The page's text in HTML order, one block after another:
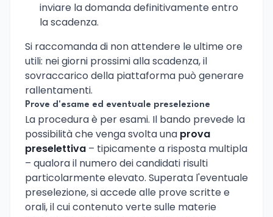
inviare la domanda definitivamente entro
la scadenza.
Si raccomanda di non attendere le ultime ore
utili: nei giorni prossimi alla scadenza, il
sovraccarico della piattaforma può generare
rallentamenti.
Prove d'esame ed eventuale preselezione
La procedura è per esami. Il bando prevede la
possibilità che venga svolta una prova
preselettiva – tipicamente a risposta multipla
– qualora il numero dei candidati risulti
particolarmente elevato. Superata l'eventuale
preselezione, si accede alle prove scritte e
orali, il cui contenuto verte sulle materie